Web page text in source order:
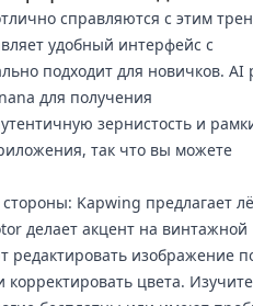
справляются с этим
удобный интерфейс с
подходит для новичков. AI
для получения
зернистость и
так что вы можете
Kapwing предлагает
делает акцент на винтажной
редактировать изображение
цвета. Изучите